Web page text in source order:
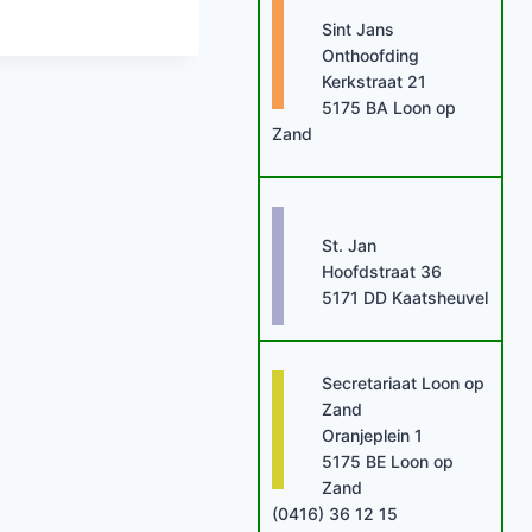
Sint Jans
Onthoofding
Kerkstraat 21
5175 BA Loon op
Zand
St. Jan
Hoofdstraat 36
5171 DD Kaatsheuvel
Secretariaat Loon op
Zand
Oranjeplein 1
5175 BE Loon op
Zand
(0416) 36 12 15